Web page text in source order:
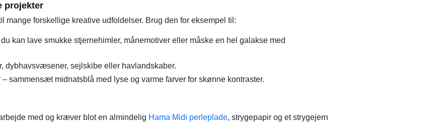
projekter
mange forskellige kreative udfoldelser. Brug den for eksempel til:
kan lave smukke stjernehimler, månemotiver eller måske en hel galakse med
dybhavsvæsener, sejlskibe eller havlandskaber.
sammensæt midnatsblå med lyse og varme farver for skønne kontraster.
med og kræver blot en almindelig Hama Midi perleplade, strygepapir og et strygejern